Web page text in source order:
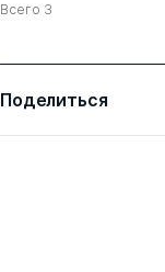
Всего 3
Поделиться